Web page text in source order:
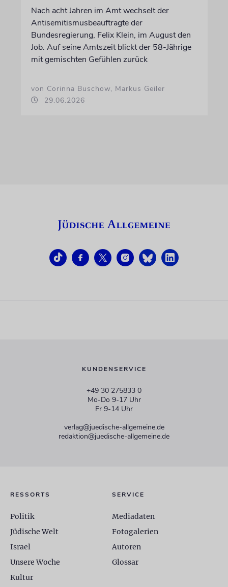
Nach acht Jahren im Amt wechselt der
Antisemitismusbeauftragte der
Bundesregierung, Felix Klein, im August den
Job. Auf seine Amtszeit blickt der 58-Jährige
mit gemischten Gefühlen zurück
von Corinna Buschow, Markus Geiler
29.06.2026
KUNDENSERVICE
+49 30 275833 0
Mo-Do 9-17 Uhr
Fr 9-14 Uhr
verlag@juedische-allgemeine.de
redaktion@juedische-allgemeine.de
RESSORTS
Politik
Jüdische Welt
Israel
Unsere Woche
Kultur
SERVICE
Mediadaten
Fotogalerien
Autoren
Glossar